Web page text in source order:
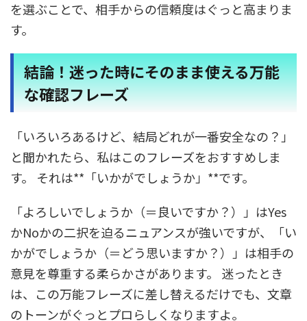
を選ぶことで、相手からの信頼度はぐっと高まりま
す。
結論！迷った時にそのまま使える万能
な確認フレーズ
「いろいろあるけど、結局どれが一番安全なの？」
と聞かれたら、私はこのフレーズをおすすめしま
す。 それは**「いかがでしょうか」**です。
「よろしいでしょうか（＝良いですか？）」はYes
かNoかの二択を迫るニュアンスが強いですが、「い
かがでしょうか（＝どう思いますか？）」は相手の
意見を尊重する柔らかさがあります。 迷ったとき
は、この万能フレーズに差し替えるだけでも、文章
のトーンがぐっとプロらしくなりますよ。